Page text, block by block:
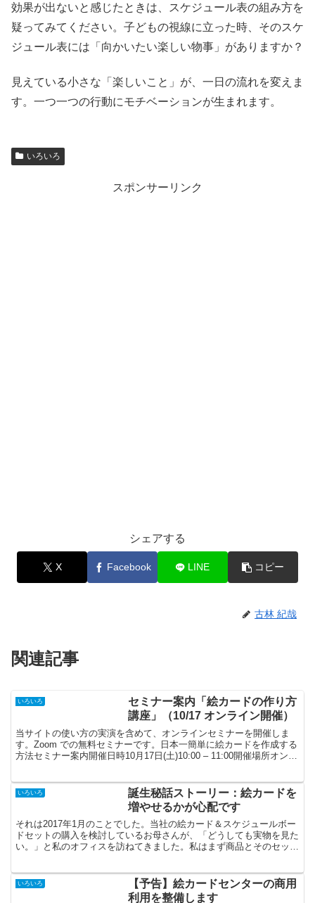
効果が出ないと感じたときは、スケジュール表の組み方を
疑ってみてください。子どもの視線に立った時、そのスケ
ジュール表には「向かいたい楽しい物事」がありますか？
見えている小さな「楽しいこと」が、一日の流れを変えま
す。一つ一つの行動にモチベーションが生まれます。
いろいろ
スポンサーリンク
シェアする
X Facebook LINE コピー
古林 紀哉
関連記事
いろいろ
セミナー案内「絵カードの作り方
講座」（10/17 オンライン開催）
当サイトの使い方の実演を含めて、オンラインセミナーを開催しま
す。Zoom での無料セミナーです。日本一簡単に絵カードを作成する
方法セミナー案内開催日時10月17日(土)10:00 – 11:00開催場所オンラ
いろいろ
誕生秘話ストーリー：絵カードを
増やせるかが心配です
それは2017年1月のことでした。当社の絵カード＆スケジュールボー
ドセットの購入を検討しているお母さんが、「どうしても実物を見た
い。」と私のオフィスを訪ねてきました。私はまず商品とそのセット
いろいろ
【予告】絵カードセンターの商用
利用を整備します